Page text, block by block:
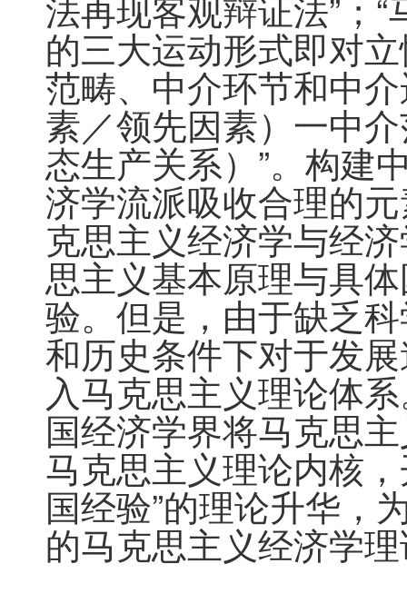
的三大运动形式即对
范畴、中介环节和中
素／领先因素）一中
态生产关系）”。构建
济学流派吸收合理的
克思主义经济学与经
思主义基本原理与具
验。但是，由于缺乏
和历史条件下对于发
入马克思主义理论体
国经济学界将马克思
马克思主义理论内核
国经验”的理论升华，
的马克思主义经济学